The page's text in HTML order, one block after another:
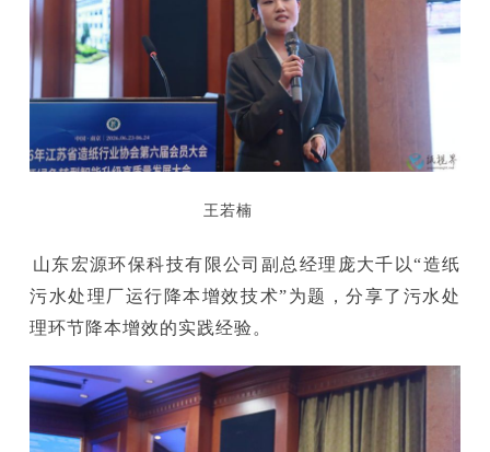
王若楠
东宏源环保科技有限公司副总经理庞大千以“造纸
污水处理厂运行降本增效技术”为题，分享了污水处
理环节降本增效的实践经验。